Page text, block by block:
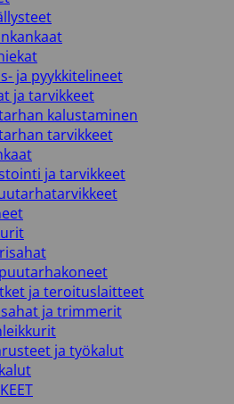
ja pyykkitelineet
ja tarvikkeet
kalustaminen
tarvikkeet
ja tarvikkeet
ja teroituslaitteet
ja trimmerit
ja työkalut